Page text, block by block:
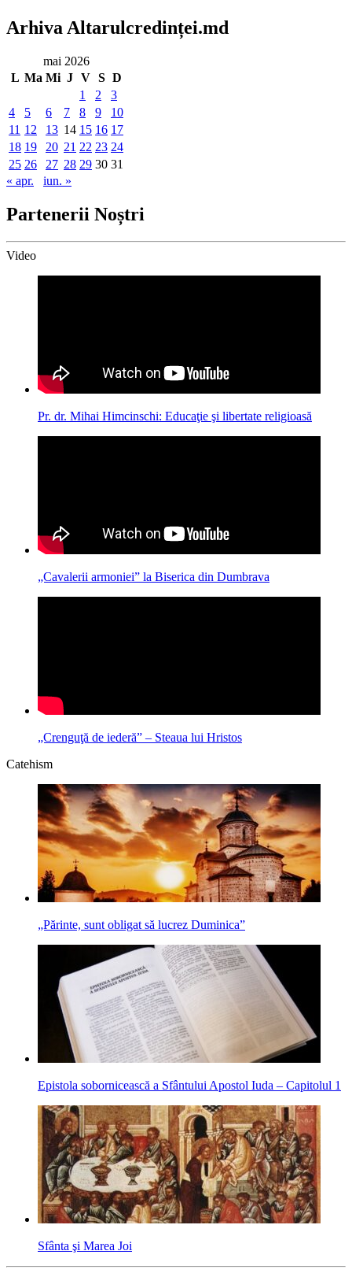
Arhiva Altarulcredinței.md
mai 2026
L Ma Mi J V S D
1
2
3
4
5 6 7 8 9
10
11 12 13 14 15 16 17
18 19 20 21 22 23 24
25 26 27 28 29 30 31
« apr.
iun. »
Partenerii Noștri
Video
Pr. dr. Mihai Himcinschi: Educaţie şi libertate religioasă
„Cavalerii armoniei” la Biserica din Dumbrava
„Crenguţă de iederă” – Steaua lui Hristos
Catehism
„Părinte, sunt obligat să lucrez Duminica”
Epistola sobornicească a Sfântului Apostol Iuda – Capitolul 1
Sfânta şi Marea Joi